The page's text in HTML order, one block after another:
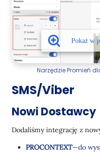
Narzędzie Promień
SMS/Viber
Nowi Dostawcy
Dodaliśmy integrację z
PROCONTEXT—do